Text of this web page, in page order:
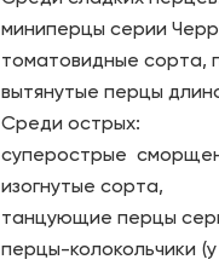
миниперцы серии
томатовидные сорта,
вытянутые перцы
Среди острых:
суперострые
изогнутые сорта,
танцующие перцы
перцы-колокольчики